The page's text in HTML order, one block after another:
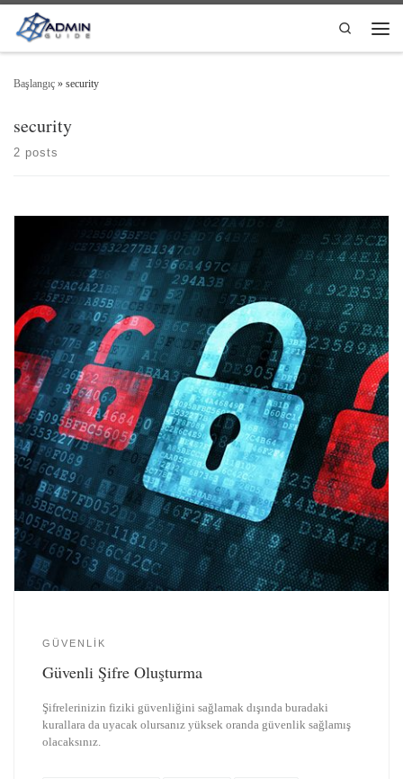
Skip to content
Search
Başlangıç » security
security
2 posts
GÜVENLIK
Güvenli Şifre Oluşturma
Şifrelerinizin fiziki güvenliğini sağlamak dışında buradaki
kurallara da uyacak olursanız yüksek oranda güvenlik sağlamış
olacaksınız.